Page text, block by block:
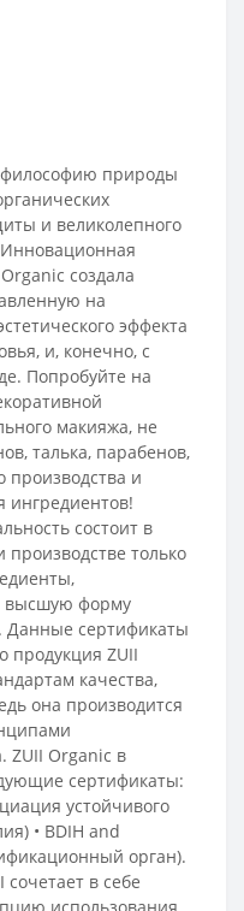
философию природы
и великолепного
создала
на
эффекта
и, конечно, с
Попробуйте на
макияжа, не
талька, парабенов,
производства и
ингредиентов!
состоит в
только
высшую форму
Данные сертификаты
продукция ZUII
качества,
она производится
ZUII Organic в
сертификаты:
устойчивого
• BDIH and
орган).
в себе